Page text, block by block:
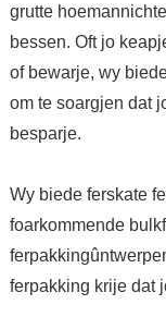
grutte
bessen. Oft jo
of bewarje, wy
om te soargjen dat
besparje.
Wy biede ferskate
foarkommende
ferpakking krije dat